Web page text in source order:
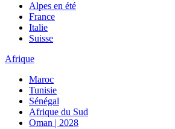
Alpes en été
France
Italie
Suisse
Afrique
Maroc
Tunisie
Sénégal
Afrique du Sud
Oman | 2028